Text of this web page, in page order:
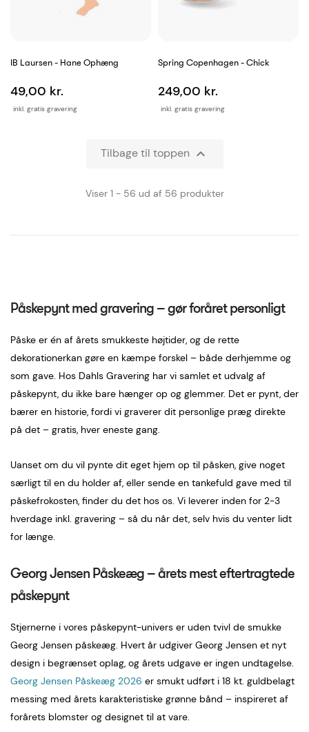
IB Laursen - Hane Ophæng
inkl. gratis gravering
49,00 kr.
Spring Copenhagen - Chick
inkl. gratis gravering
249,00 kr.
Tilbage til toppen 
Viser 1 - 56 ud af 56 produkter
Påskepynt med gravering – gør foråret personligt
Påske er én af årets smukkeste højtider, og de rette
dekorationerkan gøre en kæmpe forskel – både derhjemme og
som gave. Hos Dahls Gravering har vi samlet et udvalg af
påskepynt, du ikke bare hænger op og glemmer. Det er pynt, der
bærer en historie, fordi vi graverer dit personlige præg direkte
på det – gratis, hver eneste gang.
Uanset om du vil pynte dit eget hjem op til påsken, give noget
særligt til en du holder af, eller sende en tankefuld gave med til
påskefrokosten, finder du det hos os. Vi leverer inden for 2-3
hverdage inkl. gravering – så du når det, selv hvis du venter lidt
for længe.
Georg Jensen Påskeæg – årets mest eftertragtede
påskepynt
Stjernerne i vores påskepynt-univers er uden tvivl de smukke
Georg Jensen påskeæg. Hvert år udgiver Georg Jensen et nyt
design i begrænset oplag, og årets udgave er ingen undtagelse.
Georg Jensen Påskeæg 2026 er smukt udført i 18 kt. guldbelagt
messing med årets karakteristiske grønne bånd – inspireret af
forårets blomster og designet til at vare.